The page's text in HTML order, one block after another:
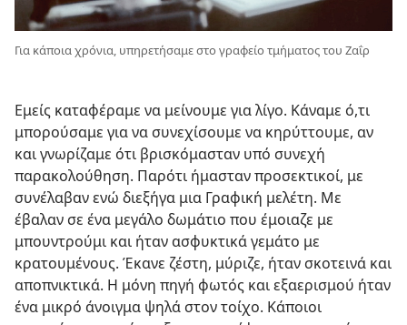
Για κάποια χρόνια, υπηρετήσαμε στο γραφείο τμήματος του Ζαΐρ
Εμείς καταφέραμε να μείνουμε για λίγο. Κάναμε ό,τι
μπορούσαμε για να συνεχίσουμε να κηρύττουμε, αν
και γνωρίζαμε ότι βρισκόμασταν υπό συνεχή
παρακολούθηση. Παρότι ήμασταν προσεκτικοί, με
συνέλαβαν ενώ διεξήγα μια Γραφική μελέτη. Με
έβαλαν σε ένα μεγάλο δωμάτιο που έμοιαζε με
μπουντρούμι και ήταν ασφυκτικά γεμάτο με
κρατουμένους. Έκανε ζέστη, μύριζε, ήταν σκοτεινά και
αποπνικτικά. Η μόνη πηγή φωτός και εξαερισμού ήταν
ένα μικρό άνοιγμα ψηλά στον τοίχο. Κάποιοι